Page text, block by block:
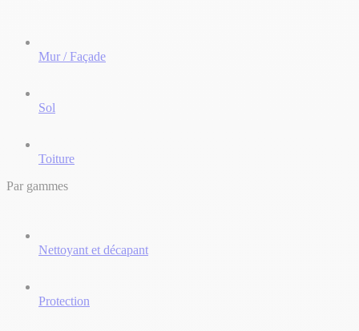
Mur / Façade
Sol
Toiture
Par gammes
Nettoyant et décapant
Protection